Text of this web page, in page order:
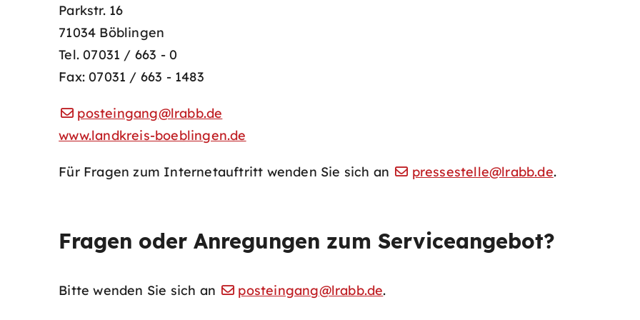
Parkstr. 16
71034 Böblingen
Tel. 07031 / 663 - 0
Fax: 07031 / 663 - 1483
posteingang@lrabb.de
www.landkreis-boeblingen.de
Für Fragen zum Internetauftritt wenden Sie sich an pressestelle@lrabb.de.
Fragen oder Anregungen zum Serviceangebot?
Bitte wenden Sie sich an posteingang@lrabb.de.